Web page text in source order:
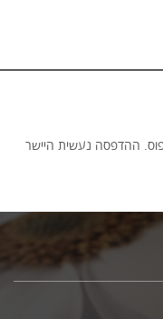
ההדפסה נעשית היישר